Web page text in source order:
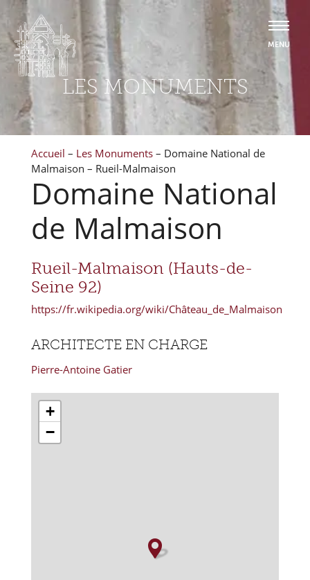
LES MONUMENTS
Accueil – Les Monuments – Domaine National de
Malmaison – Rueil-Malmaison
Domaine National
de Malmaison
Rueil-Malmaison (Hauts-de-
Seine 92)
https://fr.wikipedia.org/wiki/Château_de_Malmaison
ARCHITECTE EN CHARGE
Pierre-Antoine Gatier
+
−